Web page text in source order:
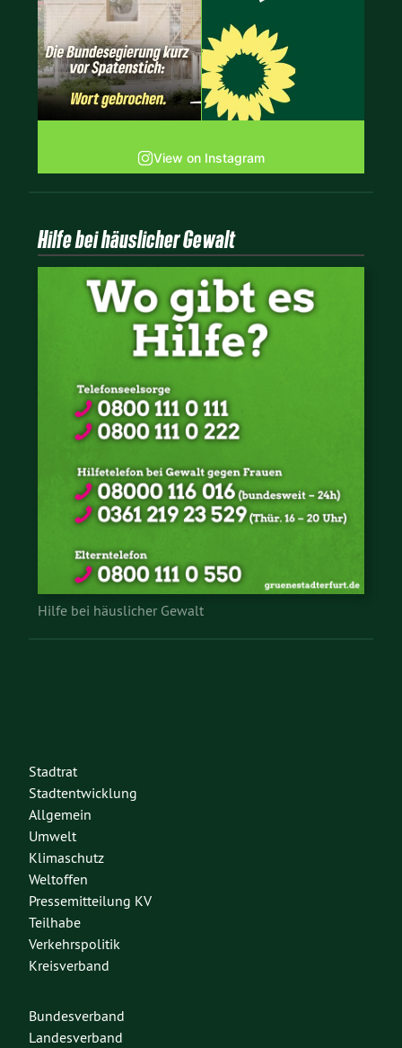
View on Instagram
Hilfe bei häuslicher Gewalt
Hilfe bei häuslicher Gewalt
Stadtrat
Stadtentwicklung
Allgemein
Umwelt
Klimaschutz
Weltoffen
Pressemitteilung KV
Teilhabe
Verkehrspolitik
Kreisverband
Bundesverband
Landesverband